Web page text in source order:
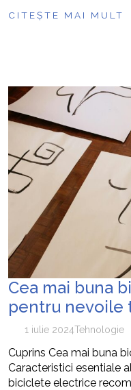
CITEȘTE MAI MULT
Cea mai buna
pentru nevoile
1 iulie 2024Tehnologie
Cuprins Cea mai buna
Caracteristici esentiale
biciclete electrice